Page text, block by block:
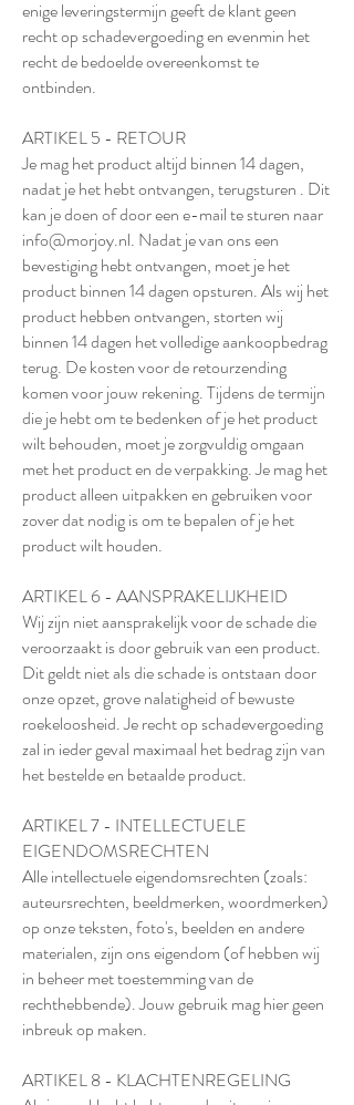
enige leveringstermijn geeft de klant geen
recht op schadevergoeding en evenmin het
recht de bedoelde overeenkomst te
ontbinden.
ARTIKEL 5 - RETOUR
Je mag het product altijd binnen 14 dagen,
nadat je het hebt ontvangen, terugsturen . Dit
kan je doen of door een e-mail te sturen naar
info@morjoy.nl. Nadat je van ons een
bevestiging hebt ontvangen, moet je het
product binnen 14 dagen opsturen. Als wij het
product hebben ontvangen, storten wij
binnen 14 dagen het volledige aankoopbedrag
terug. De kosten voor de retourzending
komen voor jouw rekening. Tijdens de termijn
die je hebt om te bedenken of je het product
wilt behouden, moet je zorgvuldig omgaan
met het product en de verpakking. Je mag het
product alleen uitpakken en gebruiken voor
zover dat nodig is om te bepalen of je het
product wilt houden.
ARTIKEL 6 - AANSPRAKELIJKHEID
Wij zijn niet aansprakelijk voor de schade die
veroorzaakt is door gebruik van een product.
Dit geldt niet als die schade is ontstaan door
onze opzet, grove nalatigheid of bewuste
roekeloosheid. Je recht op schadevergoeding
zal in ieder geval maximaal het bedrag zijn van
het bestelde en betaalde product.
ARTIKEL 7 - INTELLECTUELE
EIGENDOMSRECHTEN
Alle intellectuele eigendomsrechten (zoals:
auteursrechten, beeldmerken, woordmerken)
op onze teksten, foto's, beelden en andere
materialen, zijn ons eigendom (of hebben wij
in beheer met toestemming van de
rechthebbende). Jouw gebruik mag hier geen
inbreuk op maken.
ARTIKEL 8 - KLACHTENREGELING